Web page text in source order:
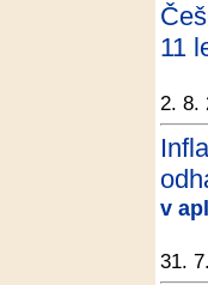
11
2. 8.
v
31.